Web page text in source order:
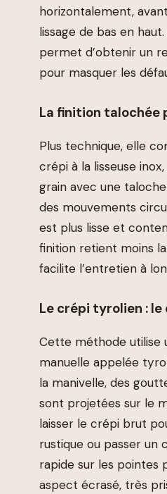
horizontalement,
lissage de bas en
permet d’obtenir un
pour masquer les
La finition talochée
Plus technique, elle
crépi à la lisseuse
grain avec une
des mouvements
est plus lisse et
finition retient moins
facilite l’entretien à
Le crépi tyrolien :
Cette méthode utilise
manuelle appelée
la manivelle, des
sont projetées sur le
laisser le crépi brut
rustique ou passer un
rapide sur les pointes
aspect écrasé, très